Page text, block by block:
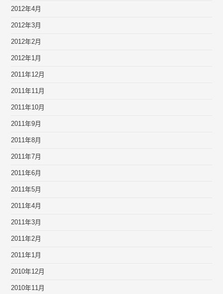
2012年4月
2012年3月
2012年2月
2012年1月
2011年12月
2011年11月
2011年10月
2011年9月
2011年8月
2011年7月
2011年6月
2011年5月
2011年4月
2011年3月
2011年2月
2011年1月
2010年12月
2010年11月